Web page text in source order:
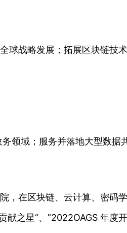
球战略发展；拓展区块链技
领域；服务并落地大型数据
，在区块链、云计算、密码
之星“、”2022OAGS 年度